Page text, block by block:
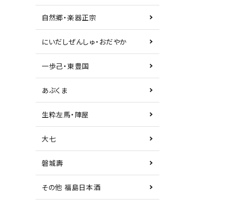
自然郷・楽器正宗
にいだしぜんしゅ・おだやか
一歩己・東豊国
あぶくま
生粋左馬・陣屋
大七
磐城壽
その他 福島日本酒